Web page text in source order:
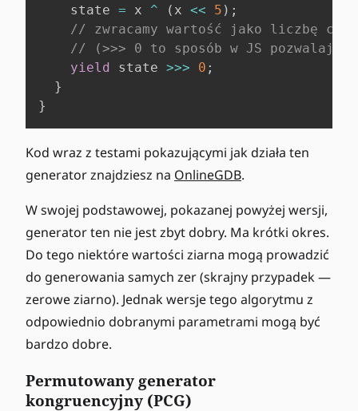
    state
= x ^ ( x << 5 ) ;
// zwracamy wartość jako liczbę
// (>>> 0 to sposób w JS
yield
state >>> 0 ;
}
}
Kod wraz z testami pokazującymi jak działa ten
generator znajdziesz na OnlineGDB.
W swojej podstawowej, pokazanej powyżej wersji,
generator ten nie jest zbyt dobry. Ma krótki okres.
Do tego niektóre wartości ziarna mogą prowadzić
do generowania samych zer (skrajny przypadek —
zerowe ziarno). Jednak wersje tego algorytmu z
odpowiednio dobranymi parametrami mogą być
bardzo dobre.
Permutowany generator
kongruencyjny (PCG)